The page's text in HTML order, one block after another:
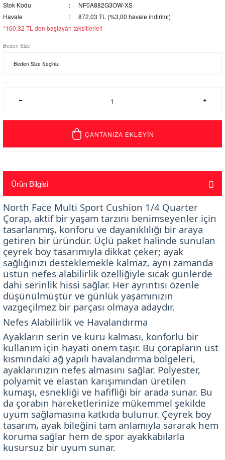
Stok Kodu
NF0A882G3OW-XS
Havale
872,03 TL (%3,00 havale indirimi)
*160,32 TL den başlayan taksitlerle!!
Beden Size
ÇANTANIZA EKLEYİN
Ürün Bilgisi
North Face Multi Sport Cushion 1/4 Quarter
Çorap, aktif bir yaşam tarzını benimseyenler için
tasarlanmış, konforu ve dayanıklılığı bir araya
getiren bir üründür. Üçlü paket halinde sunulan
çeyrek boy tasarımıyla dikkat çeker; ayak
sağlığınızı desteklemekle kalmaz, aynı zamanda
üstün nefes alabilirlik özelliğiyle sıcak günlerde
dahi serinlik hissi sağlar. Her ayrıntısı özenle
düşünülmüştür ve günlük yaşamınızın
vazgeçilmez bir parçası olmaya adaydır.
Nefes Alabilirlik ve Havalandırma
Ayakların serin ve kuru kalması, konforlu bir
kullanım için hayati önem taşır. Bu çorapların üst
kısmındaki ağ yapılı havalandırma bölgeleri,
ayaklarınızın nefes almasını sağlar. Polyester,
polyamit ve elastan karışımından üretilen
kumaşı, esnekliği ve hafifliği bir arada sunar. Bu
da çorabın hareketlerinize mükemmel şekilde
uyum sağlamasına katkıda bulunur. Çeyrek boy
tasarım, ayak bileğini tam anlamıyla sararak hem
koruma sağlar hem de spor ayakkabılarla
kusursuz bir uyum sunar.